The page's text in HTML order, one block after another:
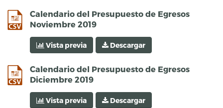
Calendario del Presupuesto de Egresos
Noviembre 2019
csv
Vista previa Descargar
Calendario del Presupuesto de Egresos
Diciembre 2019
csv
Vista previa Descargar